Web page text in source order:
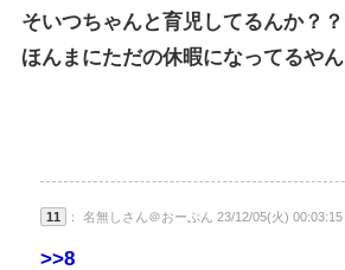
そいつちゃんと育児してるんか？？
ほんまにただの休暇になってるやん
11 ： 名無しさん＠おーぷん 23/12/05(火) 00:03:15
>>8